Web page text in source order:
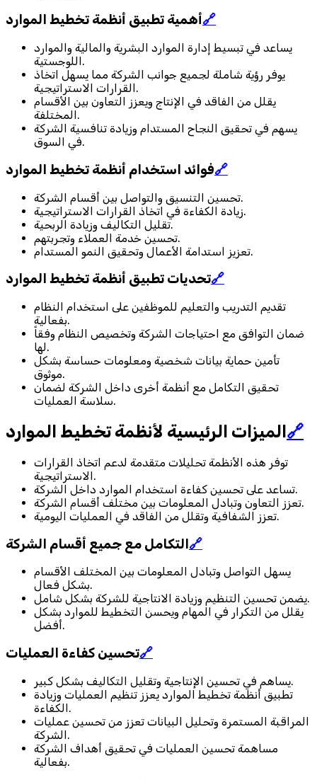
أهمية تطبيق أنظمة تخطيط الموارد🔗
يساعد في تبسيط إدارة الموارد البشرية والمالية والموارد
اللوجستية.
يوفر رؤية شاملة لجميع جوانب الشركة مما يسهل اتخاذ
القرارات الاستراتيجية.
يقلل من الفاقد في الإنتاج ويعزز التعاون بين الأقسام
المختلفة.
يسهم في تحقيق النجاح المستدام وزيادة تنافسية الشركة
في السوق.
فوائد استخدام أنظمة تخطيط الموارد🔗
تحسين التنسيق والتواصل بين أقسام الشركة.
زيادة الكفاءة في اتخاذ القرارات الاستراتيجية.
تقليل التكاليف وزيادة الربحية.
تحسين خدمة العملاء وتجربتهم.
تعزيز استدامة الأعمال وتحقيق النمو المستدام.
تحديات تطبيق أنظمة تخطيط الموارد🔗
تقديم التدريب والتعليم للموظفين على استخدام النظام
بفعالية.
ضمان التوافق مع احتياجات الشركة وتخصيص النظام وفقاً
لها.
تأمين حماية بيانات شخصية ومعلومات حساسة بشكل
موثوق.
تحقيق التكامل مع أنظمة أخرى داخل الشركة لضمان
سلاسة العمليات.
الميزات الرئيسية لأنظمة تخطيط الموارد 🔗
توفر هذه الأنظمة تحليلات متقدمة لدعم اتخاذ القرارات
الاستراتيجية.
تساعد على تحسين كفاءة استخدام الموارد داخل الشركة.
تعزز التعاون وتبادل المعلومات بين مختلف أقسام الشركة.
تعزز الشفافية وتقلل من الفاقد في العمليات اليومية.
التكامل مع جميع أقسام الشركة🔗
يسهل التواصل وتبادل المعلومات بين المختلف الأقسام
بشكل فعال.
يضمن تحسين التنظيم وزيادة الانتاجية للشركة بشكل شامل.
يقلل من التكرار في المهام ويحسن التخطيط للموارد بشكل
أفضل.
تحسين كفاءة العمليات🔗
يساهم في تحسين الإنتاجية وتقليل التكاليف بشكل كبير.
تطبيق أنظمة تخطيط الموارد يعزز تنظيم العمليات وزيادة
الكفاءة.
المراقبة المستمرة وتحليل البيانات تعزز من تحسين عمليات
الشركة.
مساهمة تحسين العمليات في تحقيق أهداف الشركة
بفعالية.